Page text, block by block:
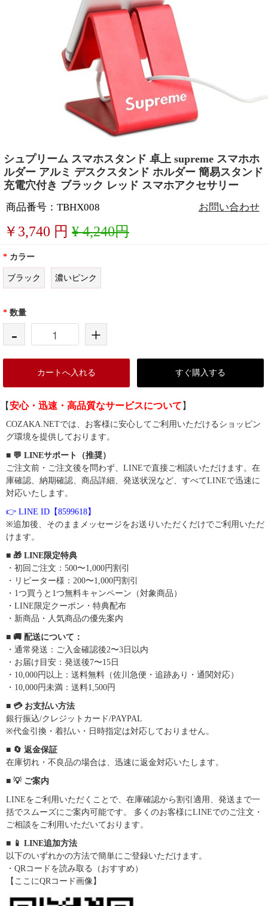
シュプリーム スマホスタンド 卓上 supreme スマホホ
ルダー アルミ デスクスタンド ホルダー 簡易スタンド
充電穴付き ブラック レッド スマホアクセサリー
商品番号：TBHX008 お問い合わせ
￥ 3,740 円 ¥ 4,240円
* カラー
ブラック 濃いピンク
* 数量
- +
カートへ入れる すぐ購入する
【安心・迅速・高品質なサービスについて 】
COZAKA.NETでは、お客様に安心してご利用いただけるショッピン
グ環境を提供しております。
■ 💬 LINEサポート（推奨）
ご注文前・ご注文後を問わず、LINEで直接ご相談いただけます。在
庫確認、納期確認、商品詳細、発送状況など、すべてLINEで迅速に
対応いたします。
👉 LINE ID【8599618】
※追加後、そのままメッセージをお送りいただくだけでご利用いただ
けます。
■ 🎁 LINE限定特典
・初回ご注文：500〜1,000円割引
・リピーター様：200〜1,000円割引
・1つ買うと1つ無料キャンペーン（対象商品）
・LINE限定クーポン・特典配布
・新商品・人気商品の優先案内
■ 🚚 配送について：
・通常発送：ご入金確認後2〜3日以内
・お届け目安：発送後7〜15日
・10,000円以上：送料無料（佐川急便・追跡あり・通関対応）
・10,000円未満：送料1,500円
■ 💳 お支払い方法
銀行振込/クレジットカード/PAYPAL
※代金引換・着払い・日時指定は対応しておりません。
■ 🔄 返金保証
在庫切れ・不良品の場合は、迅速に返金対応いたします。
■ 💡 ご案内
LINEをご利用いただくことで、在庫確認から割引適用、発送まで一
括でスムーズにご案内可能です。 多くのお客様にLINEでのご注文・
ご相談をご利用いただいております。
■ 📱 LINE追加方法
以下のいずれかの方法で簡単にご登録いただけます。
・QRコードを読み取る（おすすめ）
【ここにQRコード画像】